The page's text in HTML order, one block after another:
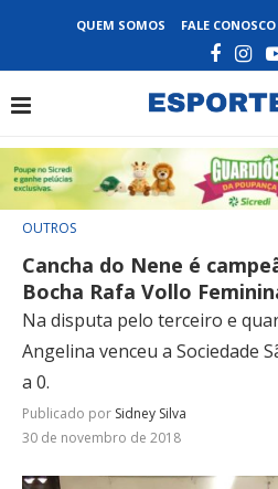
QUEM SOMOS FALE CONOSCO
OUTROS
Cancha do Nene é
Bocha Rafa Vollo
Na disputa pelo terceiro e
Angelina venceu a Sociedade
a 0.
Publicado por Sidney Silva
30 de novembro de 2018